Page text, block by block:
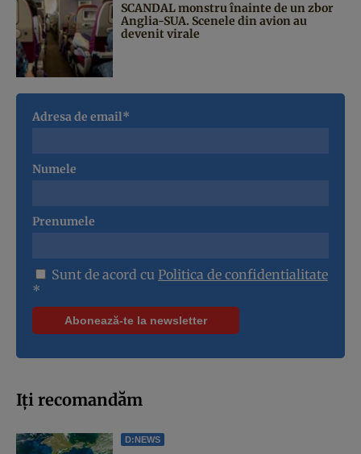
SCANDAL monstru înainte de un zbor
Anglia-SUA. Scenele din avion au
devenit virale
Adresa de email*
Numele
Prenumele
Sunt de acord cu Politica de confidentialitate
*
Iți recomandăm
D:NEWS